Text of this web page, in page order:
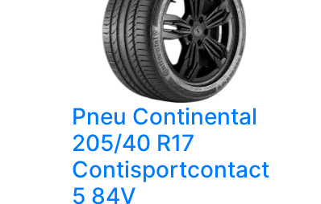
Pneu Continental
205/40 R17
Contisportcontact
5 84V